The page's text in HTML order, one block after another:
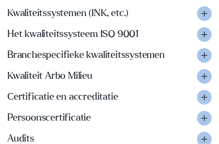
Kwaliteitssystemen (INK, etc.)
Het kwaliteitssysteem ISO 9001
Branchespecifieke kwaliteitssystemen
Kwaliteit Arbo Milieu
Certificatie en accreditatie
Persoonscertificatie
Audits